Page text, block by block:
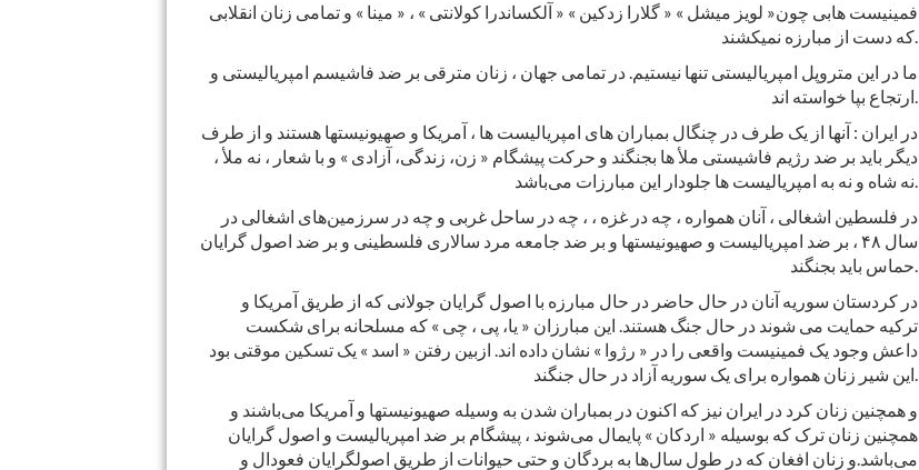
فمینیست هابی چون« لویز میشل » « گلارا زدکین » « آلکساندرا کولانتی » ، « مینا » و تمامی زنان انقلابی
ما در این متروپل امپریالیستی تنها نیستیم. در تمامی جهان ، زنان مترقی بر ضد فاشیسم امپریالیستی و
در ایران : آنها از یک طرف در چنگال بمباران های امپریالیست ها ، آمریکا و صهیونیستها هستند و از طرف
دیگر باید بر ضد رژیم فاشیستی ملأ ها بجنگند و حرکت پیشگام « زن، زندگی، آزادی » و با شعار ، نه ملأ ،
در فلسطین اشغالی ، آنان همواره ، چه در غزه ، ، چه در ساحل غربی و چه در سرزمین‌های اشغالی در
سال ۴۸ ، بر ضد امپریالیست و صهیونیستها و بر ضد جامعه مرد سالاری فلسطینی و بر ضد اصول گرایان
در کردستان سوریه آنان در حال حاضر در حال مبارزه با اصول گرایان جولانی که از طریق آمریکا و
ترکیه حمایت می شوند در حال جنگ هستند. این مبارزان « یا، پی ، چی » که مسلحانه برای شکست
داعش وجود یک فمینیست واقعی را در « رژوا » نشان داده اند. ازبین رفتن « اسد » یک تسکین موقتی بود
و همچنین زنان کرد در ایران نیز که اکنون در بمباران شدن به وسیله صهیونیستها و آمریکا می‌باشند و
همچنین زنان ترک که بوسیله « اردکان » پایمال می‌شوند ، پیشگام بر ضد امپریالیست و اصول گرایان
می‌باشد.و زنان افغان که در طول سال‌ها به بردگان و حتی حیوانات از طریق اصولگرایان فعودال و